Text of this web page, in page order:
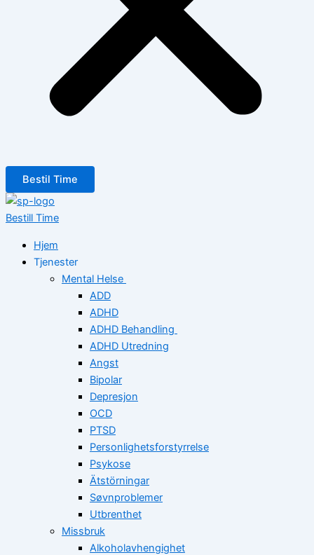
Bestil Time
Bestill Time
Hjem
Tjenester
Mental Helse
ADD
ADHD
ADHD Behandling
ADHD Utredning
Angst
Bipolar
Depresjon
OCD
PTSD
Personlighetsforstyrrelse
Psykose
Ätstörningar
Søvnproblemer
Utbrenthet
Missbruk
Alkoholavhengighet